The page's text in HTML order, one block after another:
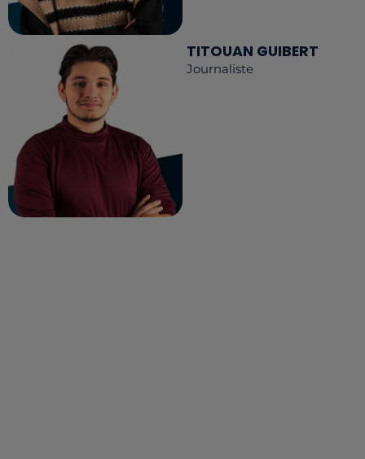
TITOUAN GUIBERT
Journaliste